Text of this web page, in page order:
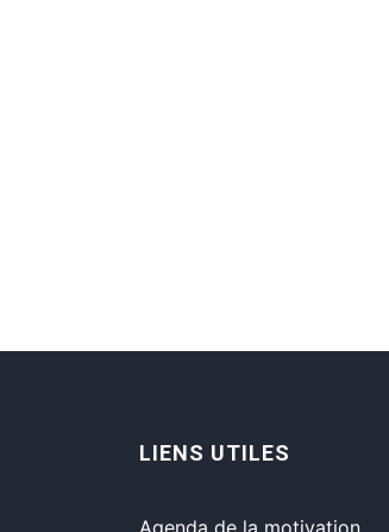
LIENS UTILES
Agenda de la motivation